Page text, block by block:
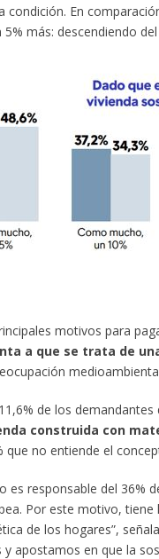
condición. En
más: descendiendo
motivos para
a que se trata de
de los
construida con
que no entiende el
es responsable del 36%
Por este motivo,
de los hogares”, señala
apostamos en que la